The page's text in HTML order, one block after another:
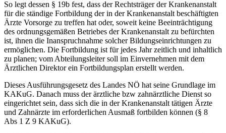
So legt dessen § 19b fest, dass der Rechtsträger der Krankenanstalt
für die ständige Fortbildung der in der Krankenanstalt beschäftigten
Ärzte Vorsorge zu treffen hat oder, soweit keine Beeinträchtigung
des ordnungsgemäßen Betriebes der Krankenanstalt zu befürchten
ist, ihnen die Inanspruchnahme solcher Bildungseinrichtungen zu
ermöglichen. Die Fortbildung ist für jedes Jahr zeitlich und inhaltlich
zu planen; vom Abteilungsleiter soll im Einvernehmen mit dem
Ärztlichen Direktor ein Fortbildungsplan erstellt werden.
Dieses Ausführungsgesetz des Landes NÖ hat seine Grundlage im
KAKuG. Danach muss der ärztliche bzw zahnärztliche Dienst so
eingerichtet sein, dass sich die in der Krankenanstalt tätigen Ärzte
und Zahnärzte im erforderlichen Ausmaß fortbilden können (§ 8
Abs 1 Z 9 KAKuG).